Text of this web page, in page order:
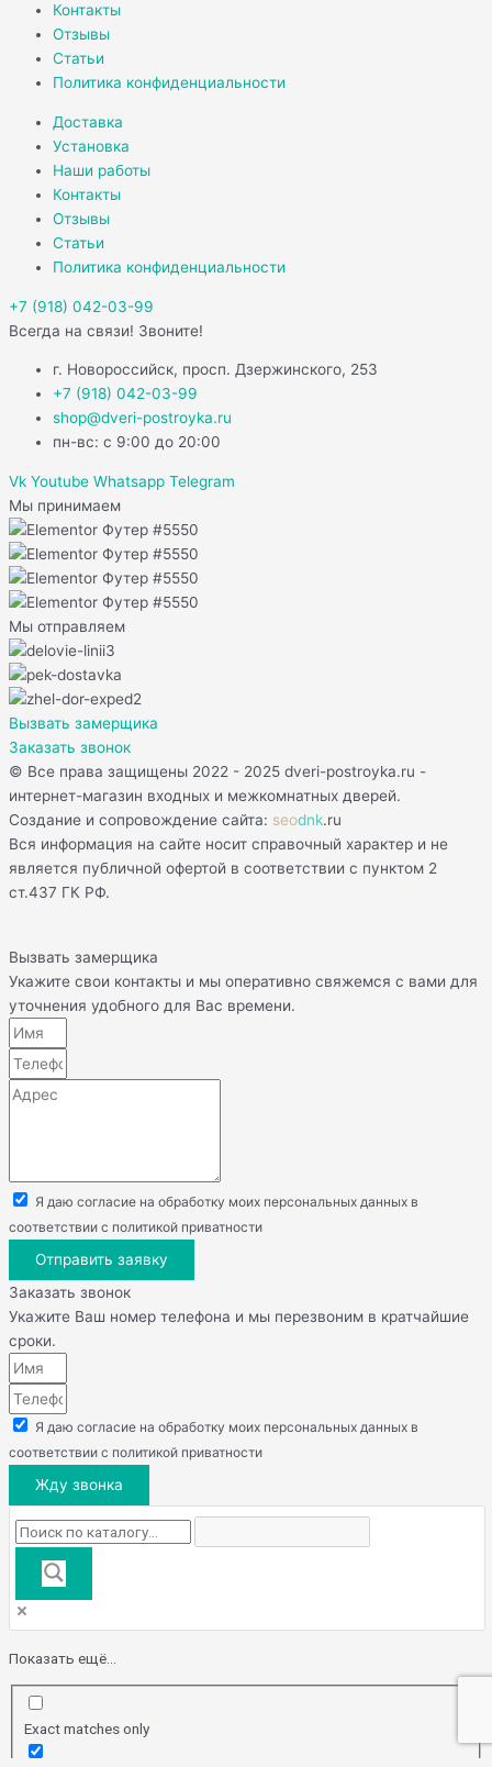
Контакты
Отзывы
Статьи
Политика конфиденциальности
Доставка
Установка
Наши работы
Контакты
Отзывы
Статьи
Политика конфиденциальности
+7 (918) 042-03-99
Всегда на связи! Звоните!
г. Новороссийск, просп. Дзержинского, 253
+7 (918) 042-03-99
shop@dveri-postroyka.ru
пн-вс: с 9:00 до 20:00
Vk Youtube Whatsapp Telegram
Мы принимаем
Мы отправляем
Вызвать замерщика
Заказать звонок
© Все права защищены 2022 - 2025 dveri-postroyka.ru -
интернет-магазин входных и межкомнатных дверей.
Создание и сопровождение сайта: seodnk.ru
Вся информация на сайте носит справочный характер и не
является публичной офертой в соответствии с пунктом 2
ст.437 ГК РФ.
Вызвать замерщика
Укажите свои контакты и мы оперативно свяжемся с вами для
уточнения удобного для Вас времени.
Я даю согласие на обработку моих персональных данных в
соответствии с политикой приватности
Отправить заявку
Заказать звонок
Укажите Ваш номер телефона и мы перезвоним в кратчайшие
сроки.
Я даю согласие на обработку моих персональных данных в
соответствии с политикой приватности
Жду звонка
Показать ещё...
Exact matches only